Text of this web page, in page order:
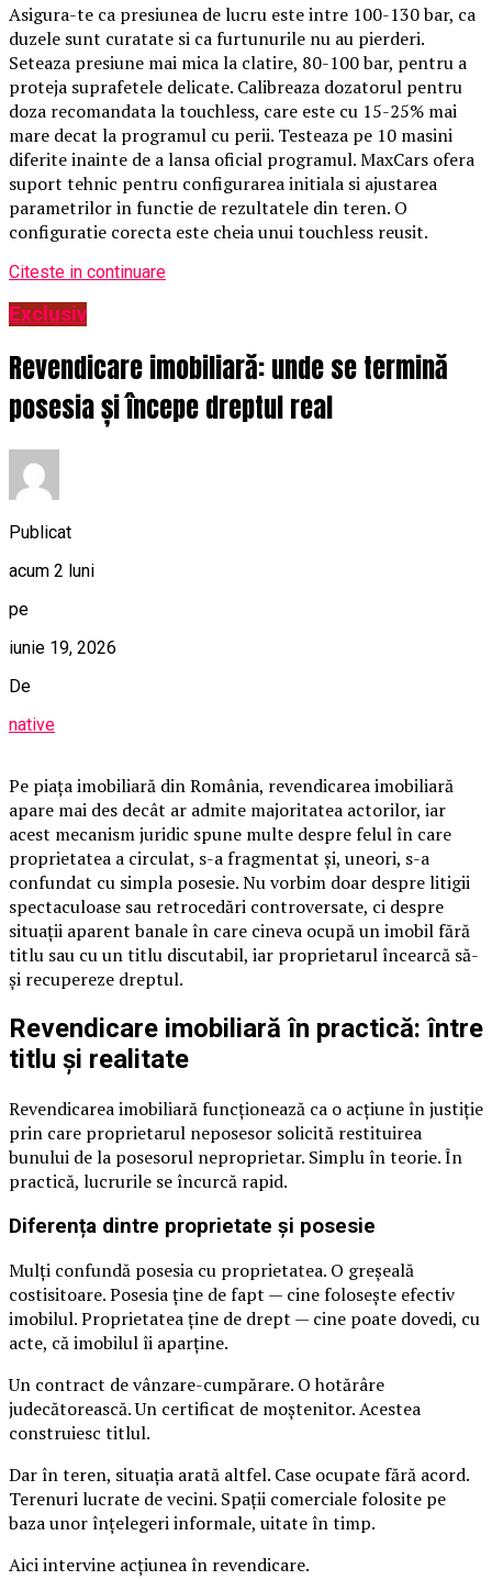
Asigura-te ca presiunea de lucru este intre 100-130 bar, ca
duzele sunt curatate si ca furtunurile nu au pierderi.
Seteaza presiune mai mica la clatire, 80-100 bar, pentru a
proteja suprafetele delicate. Calibreaza dozatorul pentru
doza recomandata la touchless, care este cu 15-25% mai
mare decat la programul cu perii. Testeaza pe 10 masini
diferite inainte de a lansa oficial programul. MaxCars ofera
suport tehnic pentru configurarea initiala si ajustarea
parametrilor in functie de rezultatele din teren. O
configuratie corecta este cheia unui touchless reusit.
Citeste in continuare
Exclusiv
Revendicare imobiliară: unde se termină
posesia și începe dreptul real
Publicat
acum 2 luni
pe
iunie 19, 2026
De
native
Pe piața imobiliară din România, revendicarea imobiliară
apare mai des decât ar admite majoritatea actorilor, iar
acest mecanism juridic spune multe despre felul în care
proprietatea a circulat, s-a fragmentat și, uneori, s-a
confundat cu simpla posesie. Nu vorbim doar despre litigii
spectaculoase sau retrocedări controversate, ci despre
situații aparent banale în care cineva ocupă un imobil fără
titlu sau cu un titlu discutabil, iar proprietarul încearcă să-
și recupereze dreptul.
Revendicare imobiliară în practică: între
titlu și realitate
Revendicarea imobiliară funcționează ca o acțiune în justiție
prin care proprietarul neposesor solicită restituirea
bunului de la posesorul neproprietar. Simplu în teorie. În
practică, lucrurile se încurcă rapid.
Diferența dintre proprietate și posesie
Mulți confundă posesia cu proprietatea. O greșeală
costisitoare. Posesia ține de fapt — cine folosește efectiv
imobilul. Proprietatea ține de drept — cine poate dovedi, cu
acte, că imobilul îi aparține.
Un contract de vânzare-cumpărare. O hotărâre
judecătorească. Un certificat de moștenitor. Acestea
construiesc titlul.
Dar în teren, situația arată altfel. Case ocupate fără acord.
Terenuri lucrate de vecini. Spații comerciale folosite pe
baza unor înțelegeri informale, uitate în timp.
Aici intervine acțiunea în revendicare.